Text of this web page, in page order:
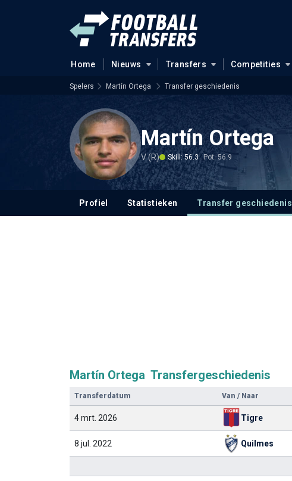
Home Nieuws Transfers Competities
Spelers Martín Ortega Transfer geschiedenis
Martín Ortega
V (R) Skill: 56.3 Pot: 56.9
Profiel Statistieken Transfer geschiedenis
Martín Ortega Transfergeschiedenis
Transferdatum Van / Naar
4 mrt. 2026 Tigre
8 jul. 2022 Quilmes